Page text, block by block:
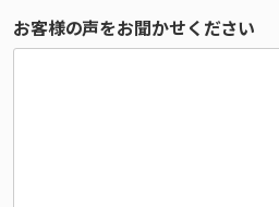
お客様の声をお聞かせください